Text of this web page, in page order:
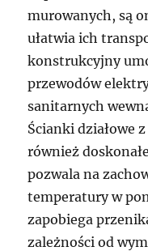
murowanych, są
ułatwia ich
konstrukcyjny
przewodów
sanitarnych
Ścianki działowe
również
pozwala na
temperatury w
zapobiega
zależności od